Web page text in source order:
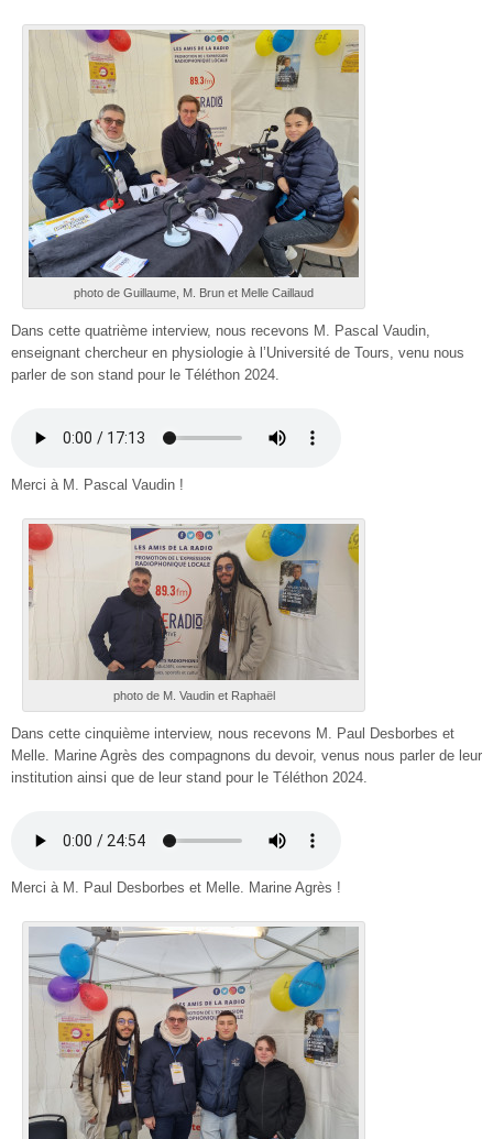
photo de Guillaume, M. Brun et Melle Caillaud
Dans cette quatrième interview, nous recevons M. Pascal Vaudin,
enseignant chercheur en physiologie à l’Université de Tours, venu nous
parler de son stand pour le Téléthon 2024.
Merci à M. Pascal Vaudin !
photo de M. Vaudin et Raphaël
Dans cette cinquième interview, nous recevons M. Paul Desborbes et
Melle. Marine Agrès des compagnons du devoir, venus nous parler de leur
institution ainsi que de leur stand pour le Téléthon 2024.
Merci à M. Paul Desborbes et Melle. Marine Agrès !